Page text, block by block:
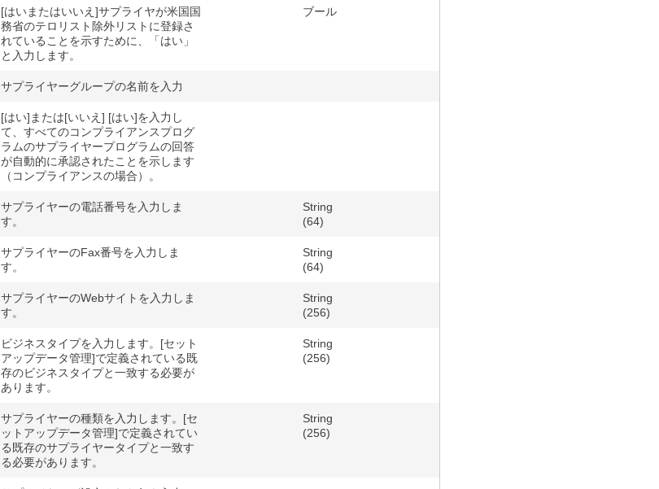
[はいまたはいいえ]サプライヤが米国国
務省のテロリスト除外リストに登録さ
れていることを示すために、「はい」
と入力します。
ブール
サプライヤーグループの名前を入力
[はい]または[いいえ] [はい]を入力し
て、すべてのコンプライアンスプログ
ラムのサプライヤープログラムの回答
が自動的に承認されたことを示します
（コンプライアンスの場合）。
サプライヤーの電話番号を入力しま
す。
String
(64)
サプライヤーのFax番号を入力しま
す。
String
(64)
サプライヤーのWebサイトを入力しま
す。
String
(256)
ビジネスタイプを入力します。[セット
アップデータ管理]で定義されている既
存のビジネスタイプと一致する必要が
あります。
String
(256)
サプライヤーの種類を入力します。[セ
ットアップデータ管理]で定義されてい
る既存のサプライヤータイプと一致す
る必要があります。
String
(256)